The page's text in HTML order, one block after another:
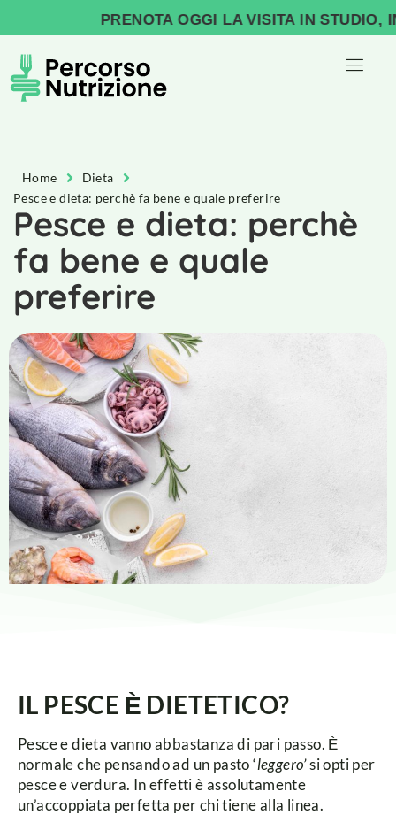
PRENOTA OGGI LA VISITA IN STUDIO,
Home
Dieta
Pesce e dieta: perchè fa bene e quale preferire
Pesce e dieta: perchè
fa bene e quale
preferire
IL PESCE Ѐ DIETETICO?
Pesce e dieta vanno abbastanza di pari passo. Ѐ
normale che pensando ad un pasto ‘leggero’si opti per
pesce e verdura. In effetti è assolutamente
un’accoppiata perfetta per chi tiene alla linea.